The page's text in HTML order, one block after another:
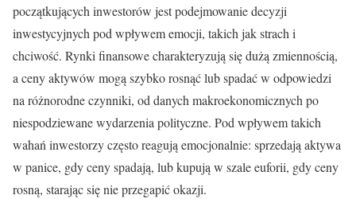
początkujących inwestorów jest podejmowanie decyzji
inwestycyjnych pod wpływem emocji, takich jak strach i
chciwość. Rynki finansowe charakteryzują się dużą zmiennością,
a ceny aktywów mogą szybko rosnąć lub spadać w odpowiedzi
na różnorodne czynniki, od danych makroekonomicznych po
niespodziewane wydarzenia polityczne. Pod wpływem takich
wahań inwestorzy często reagują emocjonalnie: sprzedają aktywa
w panice, gdy ceny spadają, lub kupują w szale euforii, gdy ceny
rosną, starając się nie przegapić okazji.